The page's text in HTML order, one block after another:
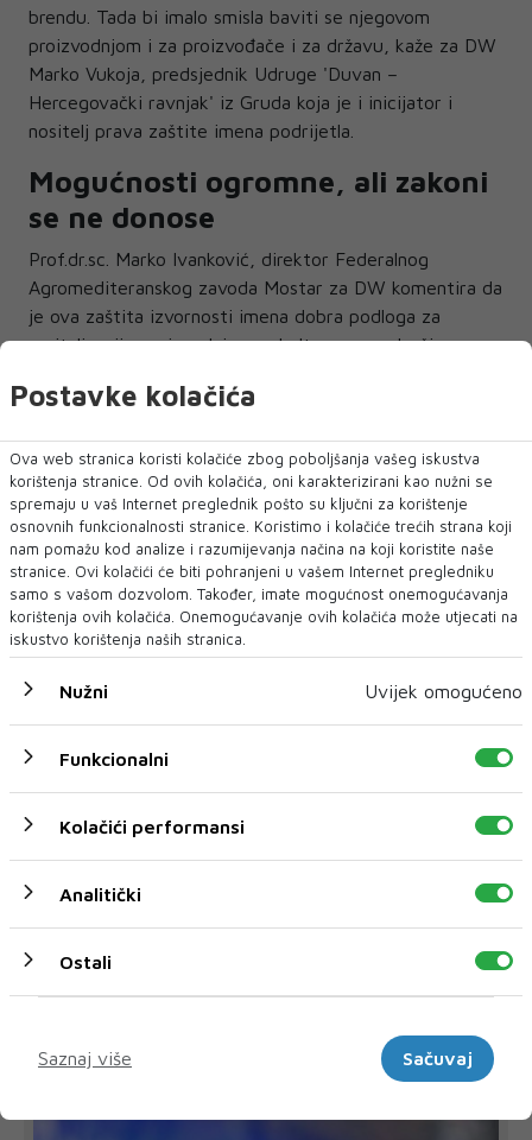
brendu. Tada bi imalo smisla baviti se njegovom
proizvodnjom i za proizvođače i za državu, kaže za DW
Marko Vukoja, predsjednik Udruge 'Duvan –
Hercegovački ravnjak' iz Gruda koja je i inicijator i
nositelj prava zaštite imena podrijetla.
Mogućnosti ogromne, ali zakoni
se ne donose
Prof.dr.sc. Marko Ivanković, direktor Federalnog
Agromediteranskog zavoda Mostar za DW komentira da
je ova zaštita izvornosti imena dobra podloga za
revitalizaciju proizvodnje ove kulture na području
vrijednošću.
-Ovo može biti i snažan promotor Hercegovine kao
turističke destinacije, brendiranje turističkog proizvoda
po kojem ovaj kraj može biti prepoznat. S obzirom da je
duhan u svakoj državi monopol države, potrebno je
donijeti zakonodavno-pravni okvir koji će prepoznati
potencijalni investitori i uložiti sredstva u revitalizaciju
proizvodnje čime bi se povezala primarna proizvodnja,
prerada duhana i tržište na koje moguće plasirati
Dok se godinama čekaju 'novi zakonski okviri', u
Hercegovini se i dalje krišom, na duge igle, konac i
piše DW.
NAJNOVIJE NAJČITANIJE
Postavke kolačića
Ova web stranica koristi kolačiće zbog poboljšanja vašeg iskustva
korištenja stranice. Od ovih kolačića, oni karakterizirani kao nužni se
spremaju u vaš Internet preglednik pošto su ključni za korištenje
osnovnih funkcionalnosti stranice. Koristimo i kolačiće trećih strana koji
nam pomažu kod analize i razumijevanja načina na koji koristite naše
stranice. Ovi kolačići će biti pohranjeni u vašem Internet pregledniku
samo s vašom dozvolom. Također, imate mogućnost onemogućavanja
korištenja ovih kolačića. Onemogućavanje ovih kolačića može utjecati na
iskustvo korištenja naših stranica.
Nužni Uvijek omogućeno
Funkcionalni
Kolačići performansi
Analitički
Ostali
Saznaj više
Sačuvaj